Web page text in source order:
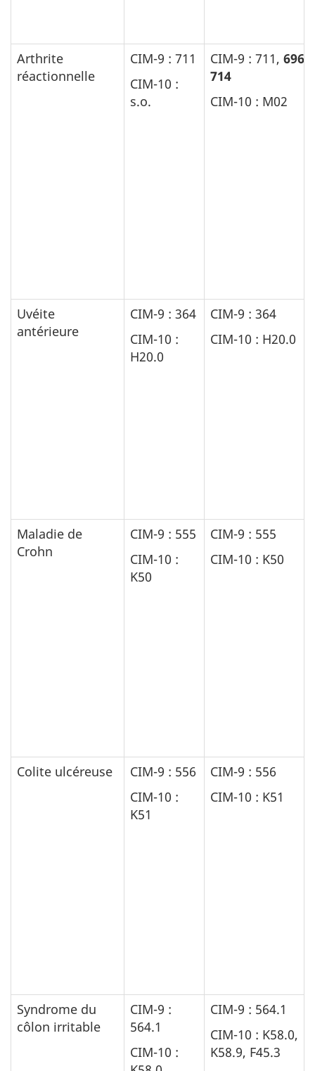
Arthrite
réactionnelle
CIM-9 : 711
CIM-10 :
s.o.
CIM-9 : 711, 696,
714
CIM-10 : M02
Uvéite
antérieure
CIM-9 : 364
CIM-10 :
H20.0
CIM-9 : 364
CIM-10 : H20.0
Maladie de
Crohn
CIM-9 : 555
CIM-10 :
K50
CIM-9 : 555
CIM-10 : K50
Colite ulcéreuse
CIM-9 : 556
CIM-10 :
K51
CIM-9 : 556
CIM-10 : K51
Syndrome du
côlon irritable
CIM-9 :
564.1
CIM-10 :
CIM-9 : 564.1
CIM-10 : K58.0,
K58.9, F45.3